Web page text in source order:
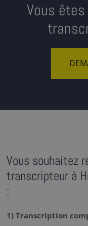
Vous êtes
Vous souhaitez
transcripteur à
:
1) Transcription